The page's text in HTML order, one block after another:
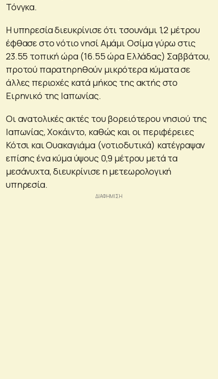
Τόνγκα.
Η υπηρεσία διευκρίνισε ότι τσουνάμι 1,2 μέτρου
έφθασε στο νότιο νησί Αμάμι Οσίμα γύρω στις
23.55 τοπική ώρα (16.55 ώρα Ελλάδας) Σαββάτου,
προτού παρατηρηθούν μικρότερα κύματα σε
άλλες περιοχές κατά μήκος της ακτής στο
Ειρηνικό της Ιαπωνίας.
Οι ανατολικές ακτές του βορειότερου νησιού της
Ιαπωνίας, Χοκάιντο, καθώς και οι περιφέρειες
Κότσι και Ουακαγιάμα (νοτιοδυτικά) κατέγραψαν
επίσης ένα κύμα ύψους 0,9 μέτρου μετά τα
μεσάνυχτα, διευκρίνισε η μετεωρολογική
υπηρεσία.